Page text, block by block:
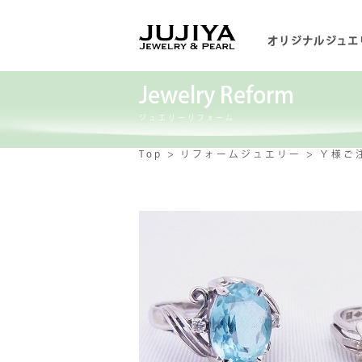
オリジナルジュエ
Jewelry Reform
ジュエリーリフォーム
Top リフォームジュエリー Ｙ様ご